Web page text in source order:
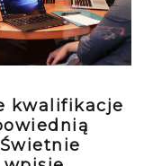
kwalifikacje